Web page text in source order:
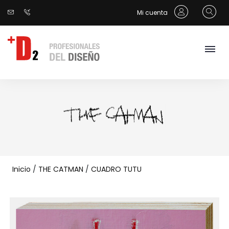
Mi cuenta
Inicio / THE CATMAN / CUADRO TUTU